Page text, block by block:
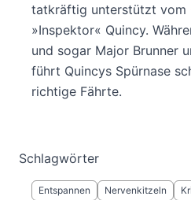
tatkräftig unterstützt vom
»Inspektor« Quincy.
und sogar Major Brunner
führt Quincys Spürnase
richtige Fährte.
Schlagwörter
Entspannen Nervenkitzeln